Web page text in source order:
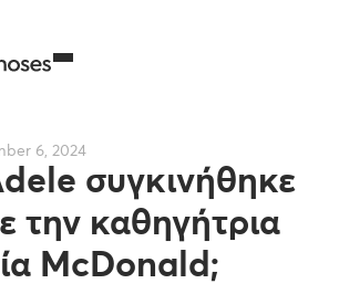
6, 2024
συγκινήθηκε
την καθηγήτρια
McDonald;